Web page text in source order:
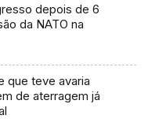
depois de 6
da NATO na
que teve avaria
de aterragem já